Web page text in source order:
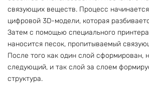
связующих веществ. Процесс
цифровой 3D-модели, которая
Затем с помощью специального
наносится песок, пропитываемый
После того как один слой сформирован,
следующий, и так слой за слоем
структура.